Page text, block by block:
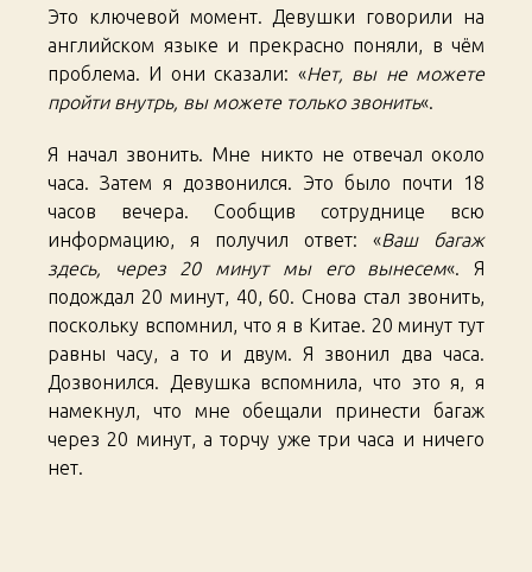
Это ключевой момент. Девушки говорили на
английском языке и прекрасно поняли, в чём
проблема. И они сказали: «Нет, вы не можете
пройти внутрь, вы можете только звонить«.
Я начал звонить. Мне никто не отвечал около
часа. Затем я дозвонился. Это было почти 18
часов вечера. Сообщив сотруднице всю
информацию, я получил ответ: «Ваш багаж
здесь, через 20 минут мы его вынесем«. Я
подождал 20 минут, 40, 60. Снова стал звонить,
поскольку вспомнил, что я в Китае. 20 минут тут
равны часу, а то и двум. Я звонил два часа.
Дозвонился. Девушка вспомнила, что это я, я
намекнул, что мне обещали принести багаж
через 20 минут, а торчу уже три часа и ничего
нет.